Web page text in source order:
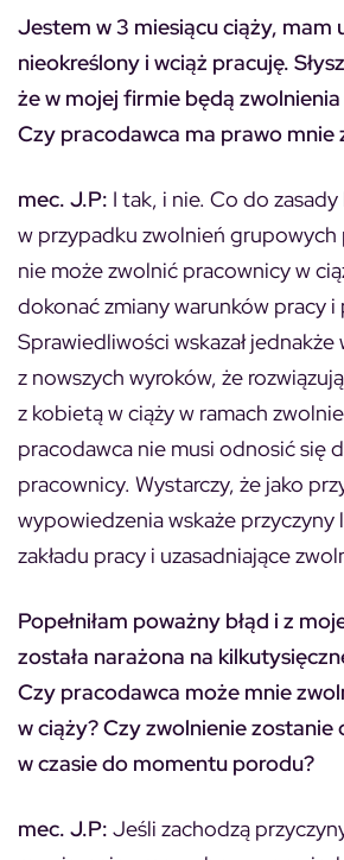
Jestem w 3 miesiącu ciąży, mam
nieokreślony i wciąż pracuję.
że w mojej firmie będą
Czy pracodawca ma prawo mnie
mec. J.P: I tak, i nie. Co do
w przypadku zwolnień grupowych
nie może zwolnić pracownicy w
dokonać zmiany warunków pracy i
Sprawiedliwości wskazał jednakże
z nowszych wyroków, że
z kobietą w ciąży w ramach
pracodawca nie musi odnosić się
pracownicy. Wystarczy, że jako
wypowiedzenia wskaże przyczyny
zakładu pracy i uzasadniające
Popełniłam poważny błąd i z
została narażona na
Czy pracodawca może mnie
w ciąży? Czy zwolnienie zostanie
w czasie do momentu porodu?
mec. J.P: Jeśli zachodzą